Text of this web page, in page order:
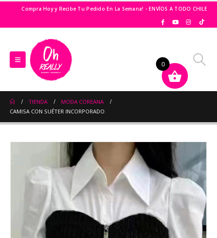
Compra Hoy y Recibe Tu Pedido En La Semana! - ENVÍOS A TODO CHILE
TIENDA
MODA COREANA
CAMISA CON SUÉTER INCORPORADO
0